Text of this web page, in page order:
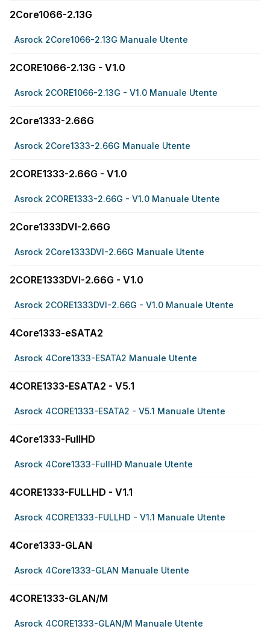
2Core1066-2.13G
Asrock 2Core1066-2.13G Manuale Utente
2CORE1066-2.13G - V1.0
Asrock 2CORE1066-2.13G - V1.0 Manuale Utente
2Core1333-2.66G
Asrock 2Core1333-2.66G Manuale Utente
2CORE1333-2.66G - V1.0
Asrock 2CORE1333-2.66G - V1.0 Manuale Utente
2Core1333DVI-2.66G
Asrock 2Core1333DVI-2.66G Manuale Utente
2CORE1333DVI-2.66G - V1.0
Asrock 2CORE1333DVI-2.66G - V1.0 Manuale Utente
4Core1333-eSATA2
Asrock 4Core1333-ESATA2 Manuale Utente
4CORE1333-ESATA2 - V5.1
Asrock 4CORE1333-ESATA2 - V5.1 Manuale Utente
4Core1333-FullHD
Asrock 4Core1333-FullHD Manuale Utente
4CORE1333-FULLHD - V1.1
Asrock 4CORE1333-FULLHD - V1.1 Manuale Utente
4Core1333-GLAN
Asrock 4Core1333-GLAN Manuale Utente
4CORE1333-GLAN/M
Asrock 4CORE1333-GLAN/M Manuale Utente